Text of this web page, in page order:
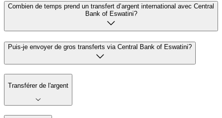
Combien de temps prend un transfert d’argent international avec Central
Bank of Eswatini?
Puis-je envoyer de gros transferts via Central Bank of Eswatini?
Transférer de l'argent